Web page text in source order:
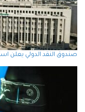
صندوق النقد الدولي يعلن